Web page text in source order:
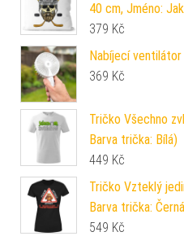
40 cm, Jméno:
379 Kč
Nabíjecí
369 Kč
Tričko Všechno
Barva trička: Bílá)
449 Kč
Tričko Vzteklý
Barva trička:
549 Kč